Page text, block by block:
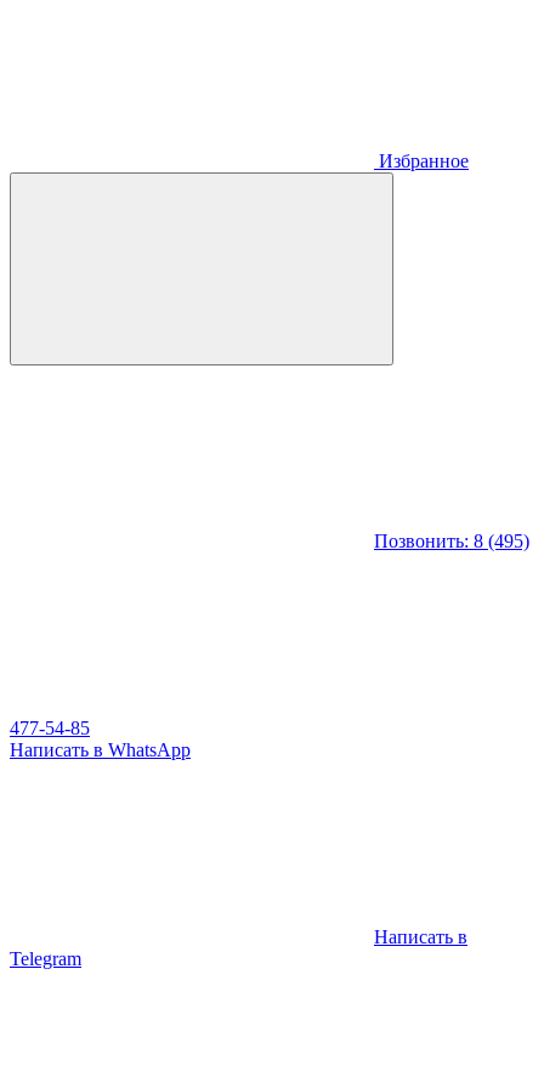
Избранное
Позвонить: 8 (495)
477-54-85
Написать в WhatsApp
Написать в
Telegram